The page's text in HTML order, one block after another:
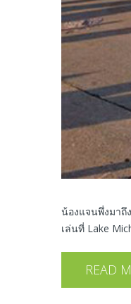
น้องแจนพึ่งมาถึ
เล่นที่ Lake
READ